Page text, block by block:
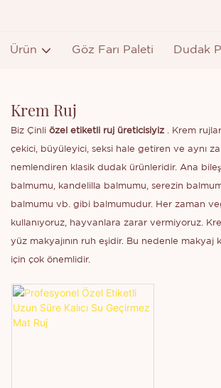
Ürün Göz Farı Paleti Dudak
Krem Ruj
Biz Çinli özel etiketli ruj üreticisiyiz . Krem
çekici, büyüleyici, seksi hale getiren ve aynı
nemlendiren klasik dudak ürünleridir. Ana
balmumu, kandelilla balmumu, serezin
balmumu vb. gibi balmumudur. Her zaman
kullanıyoruz, hayvanlara zarar vermiyoruz.
yüz makyajının ruh eşidir. Bu nedenle makyaj
için çok önemlidir.